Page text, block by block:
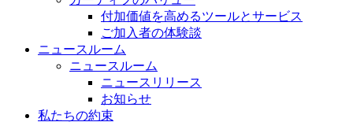
付加価値を高めるツールとサービス
ご加入者の体験談
ニュースルーム
ニュースルーム
ニュースリリース
お知らせ
私たちの約束